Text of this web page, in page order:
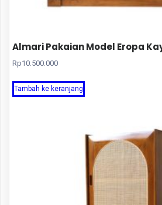
Almari Pakaian Model Eropa
Rp10.500.000
Tambah ke keranjang